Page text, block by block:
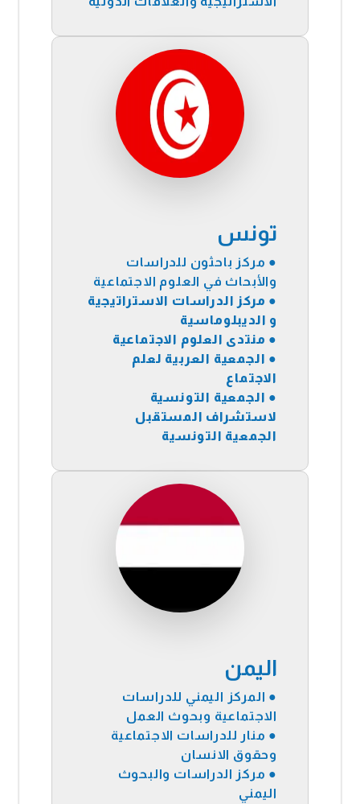
تونس
● مركز باحثون للدراسات
والأبحاث في العلوم الاجتماعية
● مركز الدراسات الاستراتيجية
و الديبلوماسية
● منتدى العلوم الاجتماعية
● الجمعية العربية لعلم
الاجتماع
● الجمعية التونسية
لاستشراف المستقبل
الجمعية التونسية
اليمن
● المركز اليمني للدراسات
الاجتماعية وبحوث العمل
● منار للدراسات الاجتماعية
وحقوق الانسان
● مركز الدراسات والبحوث
اليمني